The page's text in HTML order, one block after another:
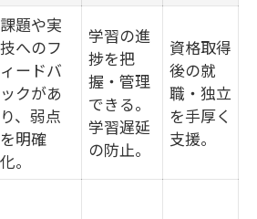
課題や実
技へのフ
ィードバ
ックがあ
り、弱点
を明確
化。
学習の進
捗を把
握・管理
できる。
学習遅延
の防止。
資格取得
後の就
職・独立
を手厚く
支援。